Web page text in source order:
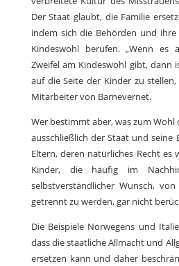
Der Staat glaubt, die Familie
indem sich die Behörden und
Kindeswohl berufen. „Wenn es
Zweifel am Kindeswohl gibt, dann
auf die Seite der Kinder zu
Mitarbeiter von Barnevernet.
Wer bestimmt aber, was zum Wohl
ausschließlich der Staat und seine
Eltern, deren natürliches Recht es
Kinder, die häufig im
selbstverständlicher Wunsch,
getrennt zu werden, gar nicht
Die Beispiele Norwegens und
dass die staatliche Allmacht und
ersetzen kann und daher